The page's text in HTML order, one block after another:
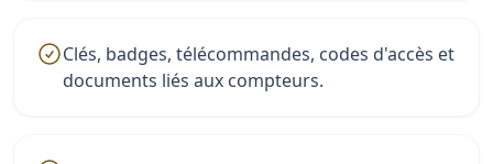
Clés, badges, télécommandes, codes d'accès et
documents liés aux compteurs.